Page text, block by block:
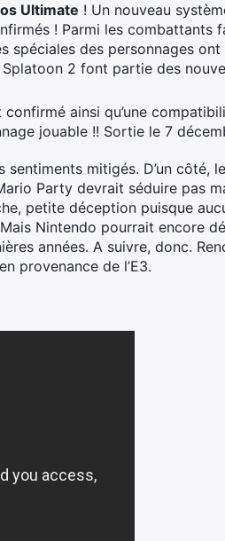
Ultimate ! Un nouveau
! Parmi les combattants
spéciales des personnages
2 font partie des
ainsi qu’une
jouable !! Sortie le 7
mitigés. D’un côté,
Party devrait séduire pas
petite déception puisque
Nintendo pourrait encore
années. A suivre, donc.
provenance de l’E3.